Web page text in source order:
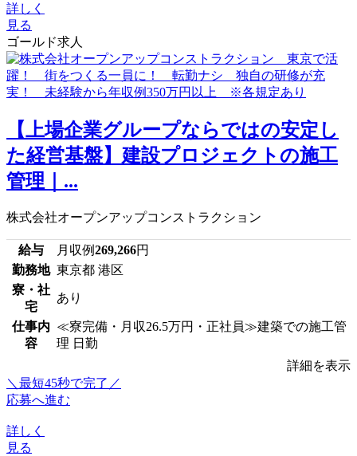
詳しく
見る
ゴールド求人
【上場企業グループならではの安定し
た経営基盤】建設プロジェクトの施工
管理｜...
株式会社オープンアップコンストラクション
給与 月収例269,266円
勤務地 東京都 港区
寮・社
宅
あり
仕事内
容
≪寮完備・月収26.5万円・正社員≫建築での施工管
理 日勤
詳細を表示
＼最短45秒で完了／
応募へ進む
詳しく
見る